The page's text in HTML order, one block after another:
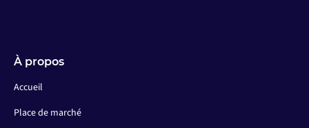
À propos
Accueil
Place de marché